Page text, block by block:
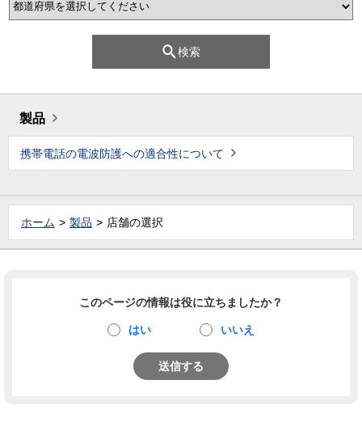
検索
製品
携帯電話の電波防護への適合性について
ホーム 製品 店舗の選択
このページの情報は役に立ちましたか？
はい いいえ
送信する